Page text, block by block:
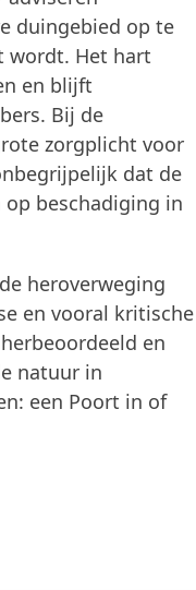
duingebied op te
wordt. Het hart
en blijft
Bij de
zorgplicht voor
dat de
beschadiging in
heroverweging
en vooral kritische
en
natuur in
een Poort in of